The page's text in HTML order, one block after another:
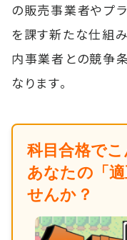
の販売事業者やプ
を課す新たな仕組み
内事業者との競争
なります。
科目合格でこ
あなたの「
せんか？